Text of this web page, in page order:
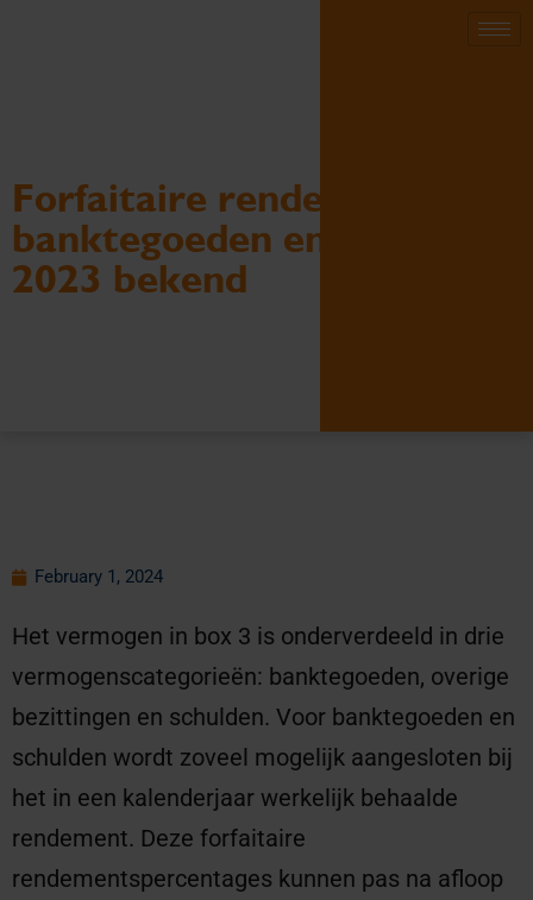
Forfaitaire rendementen
banktegoeden en schulden
2023 bekend
February 1, 2024
Het vermogen in box 3 is onderverdeeld in drie
vermogenscategorieën: banktegoeden, overige
bezittingen en schulden. Voor banktegoeden en
schulden wordt zoveel mogelijk aangesloten bij
het in een kalenderjaar werkelijk behaalde
rendement. Deze forfaitaire
rendementspercentages kunnen pas na afloop